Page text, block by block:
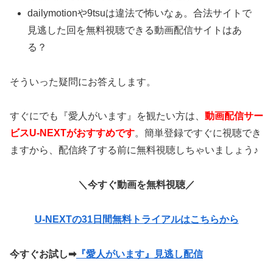
dailymotionや9tsuは違法で怖いなぁ。合法サイトで
見逃した回を無料視聴できる動画配信サイトはあ
る？
そういった疑問にお答えします。
すぐにでも『愛人がいます』を観たい方は、 動画配信サー
ビスU-NEXTがおすすめです。簡単登録ですぐに視聴でき
ますから、配信終了する前に無料視聴しちゃいましょう♪
＼今すぐ動画を無料視聴／
U-NEXTの31日間無料トライアルはこちらから
今すぐお試し➡『愛人がいます』見逃し配信